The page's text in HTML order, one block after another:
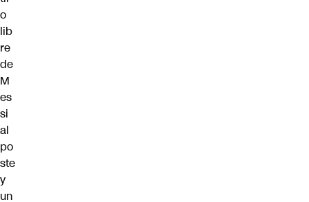
o
lib
re
de
M
es
si
al
po
ste
y
un